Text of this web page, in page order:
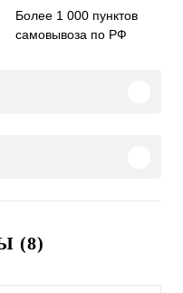
Более 1 000 пунктов
самовывоза по РФ
(8)